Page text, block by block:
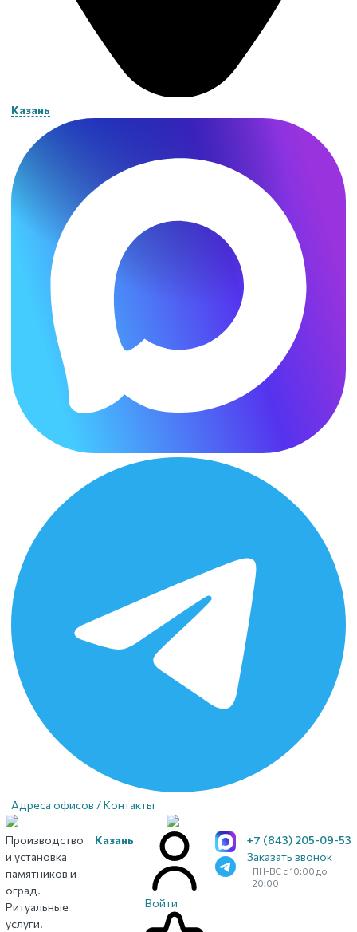
Казань
Адреса офисов / Контакты
Производство
и установка
памятников и
оград.
Ритуальные
услуги.
Казань
Войти
+7 (843) 205-09-53
Заказать звонок
ПН-ВС с 10:00 до
20:00